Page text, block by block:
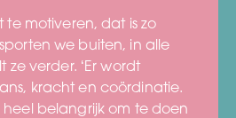
te motiveren, dat is zo
we buiten, in alle
ze verder. ‘Er wordt
kracht en coördinatie.
heel belangrijk om te doen